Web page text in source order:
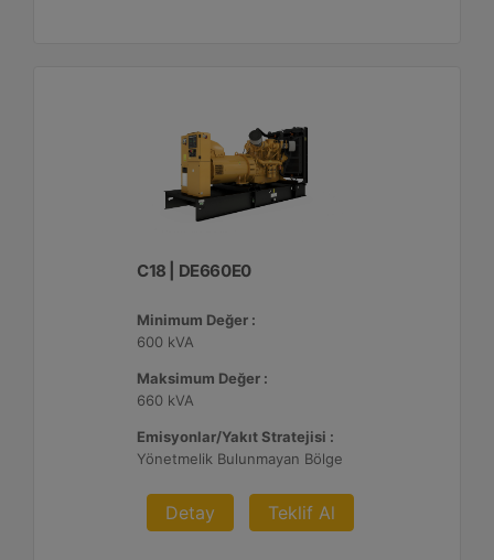
C18 | DE660E0
Minimum Değer :
600 kVA
Maksimum Değer :
660 kVA
Emisyonlar/Yakıt Stratejisi :
Yönetmelik Bulunmayan Bölge
Detay Teklif Al